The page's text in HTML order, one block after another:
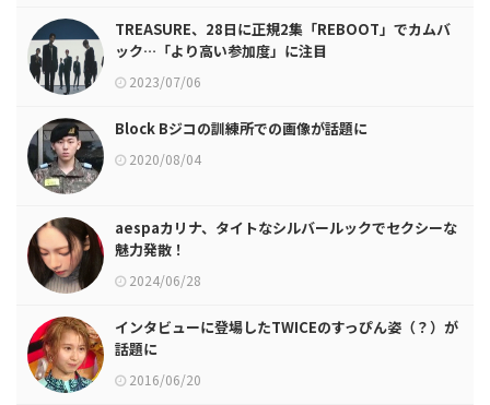
TREASURE、28日に正規2集「REBOOT」でカムバ
ック…「より高い参加度」に注目
2023/07/06
Block Bジコの訓練所での画像が話題に
2020/08/04
aespaカリナ、タイトなシルバールックでセクシーな
魅力発散！
2024/06/28
インタビューに登場したTWICEのすっぴん姿（？）が
話題に
2016/06/20